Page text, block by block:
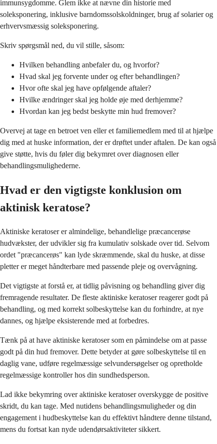
immunsygdomme. Glem ikke at nævne din historie med
soleksponering, inklusive barndomssolskoldninger, brug af solarier og
erhvervsmæssig soleksponering.
Skriv spørgsmål ned, du vil stille, såsom:
Hvilken behandling anbefaler du, og hvorfor?
Hvad skal jeg forvente under og efter behandlingen?
Hvor ofte skal jeg have opfølgende aftaler?
Hvilke ændringer skal jeg holde øje med derhjemme?
Hvordan kan jeg bedst beskytte min hud fremover?
Overvej at tage en betroet ven eller et familiemedlem med til at hjælpe
dig med at huske information, der er drøftet under aftalen. De kan også
give støtte, hvis du føler dig bekymret over diagnosen eller
behandlingsmulighederne.
Hvad er den vigtigste konklusion om
aktinisk keratose?
Aktiniske keratoser er almindelige, behandlelige præcancerøse
hudvækster, der udvikler sig fra kumulativ solskade over tid. Selvom
ordet "præcancerøs" kan lyde skræmmende, skal du huske, at disse
pletter er meget håndterbare med passende pleje og overvågning.
Det vigtigste at forstå er, at tidlig påvisning og behandling giver dig
fremragende resultater. De fleste aktiniske keratoser reagerer godt på
behandling, og med korrekt solbeskyttelse kan du forhindre, at nye
dannes, og hjælpe eksisterende med at forbedres.
Tænk på at have aktiniske keratoser som en påmindelse om at passe
godt på din hud fremover. Dette betyder at gøre solbeskyttelse til en
daglig vane, udføre regelmæssige selvundersøgelser og opretholde
regelmæssige kontroller hos din sundhedsperson.
Lad ikke bekymring over aktiniske keratoser overskygge de positive
skridt, du kan tage. Med nutidens behandlingsmuligheder og din
engagement i hudbeskyttelse kan du effektivt håndtere denne tilstand,
mens du fortsat kan nyde udendørsaktiviteter sikkert.